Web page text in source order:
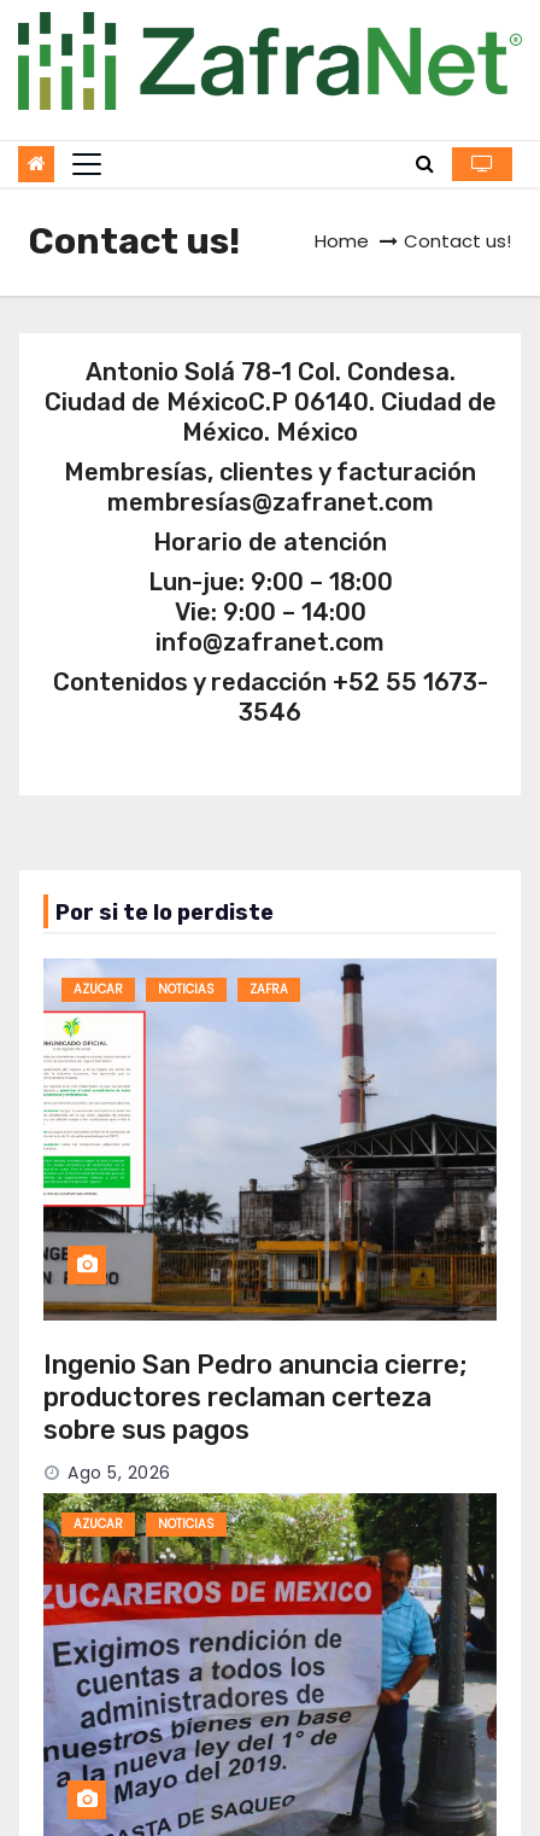
to
content
Contact us! Home Contact us!
Antonio Solá 78-1 Col. Condesa.
Ciudad de MéxicoC.P 06140. Ciudad de
México. México
Membresías, clientes y facturación
membresías@zafranet.com
Horario de atención
Lun-jue: 9:00 – 18:00
Vie: 9:00 – 14:00
info@zafranet.com
Contenidos y redacción +52 55 1673-
3546
Por si te lo perdiste
AZUCAR NOTICIAS ZAFRA
Ingenio San Pedro anuncia cierre;
productores reclaman certeza
sobre sus pagos
Ago 5, 2026
AZUCAR NOTICIAS